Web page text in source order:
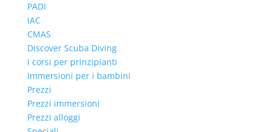
PADI
IAC
CMAS
Discover Scuba Diving
I corsi per prinzipianti
Immersioni per i bambini
Prezzi
Prezzi immersioni
Prezzi alloggi